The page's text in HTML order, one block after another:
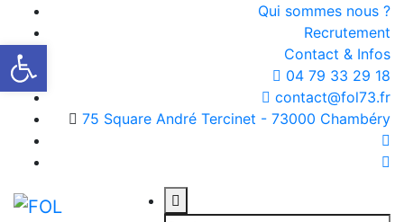
Qui sommes nous ?
Recrutement
Contact & Infos
04 79 33 29 18
contact@fol73.fr
75 Square André Tercinet - 73000 Chambéry
Ouvrir la barre d’outils